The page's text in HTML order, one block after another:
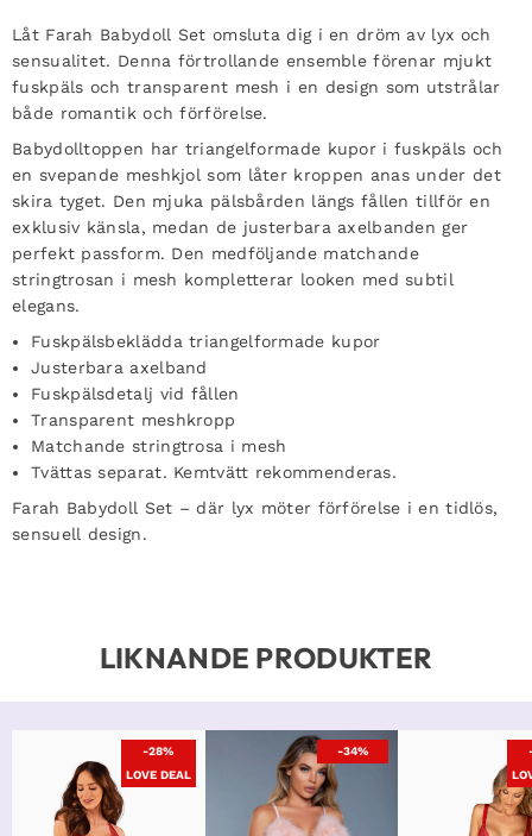
Låt Farah Babydoll Set omsluta dig i en dröm av lyx och
sensualitet. Denna förtrollande ensemble förenar mjukt
fuskpäls och transparent mesh i en design som utstrålar
både romantik och förförelse.
Babydolltoppen har triangelformade kupor i fuskpäls och
en svepande meshkjol som låter kroppen anas under det
skira tyget. Den mjuka pälsbården längs fållen tillför en
exklusiv känsla, medan de justerbara axelbanden ger
perfekt passform. Den medföljande matchande
stringtrosan i mesh kompletterar looken med subtil
elegans.
Fuskpälsbeklädda triangelformade kupor
Justerbara axelband
Fuskpälsdetalj vid fållen
Transparent meshkropp
Matchande stringtrosa i mesh
Tvättas separat. Kemtvätt rekommenderas.
Farah Babydoll Set – där lyx möter förförelse i en tidlös,
sensuell design.
LIKNANDE PRODUKTER
-28%
LOVE DEAL
-34%